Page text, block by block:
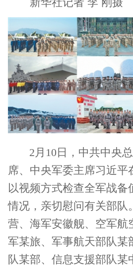
新华社记者 李 刚摄
2月10日，中共中央
席、中央军委主席习近平
以视频方式检查全军战备
情况，亲切慰问有关部队
营、海军安徽舰、空军航
军某旅、军事航天部队某
队某部、信息支援部队某